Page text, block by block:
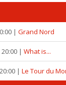
| Grand Nord
| What is...
| Le Tour du